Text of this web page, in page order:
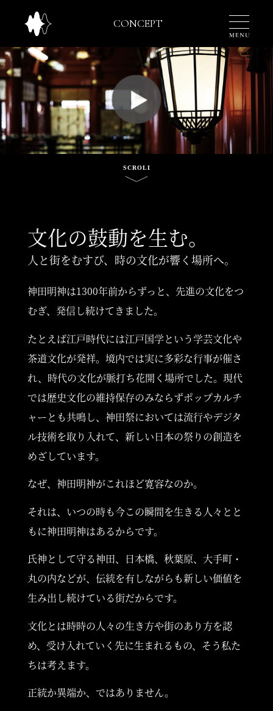
TOP
ご挨拶
CONCEPT
HISTORY
文化の鼓動を生む。
人と街をむすび、時の文化が響く場所へ。
神田明神は1300年前からずっと、先進の文化をつ
むぎ、発信し続けてきました。
たとえば江戸時代には江戸国学という学芸文化や
茶道文化が発祥。 境内では実に多彩な行事が催さ
れ、時代の文化が脈打ち花開く場所でした。 現代
では歴史文化の維持保存のみならずポップカルチ
ャーとも共鳴し、 神田祭においては流行やデジタ
ル技術を取り入れて、 新しい日本の祭りの創造を
めざしています。
なぜ、神田明神がこれほど寛容なのか。
それは、いつの時も今この瞬間を生きる人々とと
もに神田明神はあるからです。
氏神として守る神田、日本橋、秋葉原、大手町・
丸の内などが、 伝統を有しながらも新しい価値を
生み出し続けている街だからです。
文化とは時時の人々の生き方や街のあり方を認
め、 受け入れていく先に生まれるもの、そう私た
ちは考えます。
正統か異端か、ではありません。